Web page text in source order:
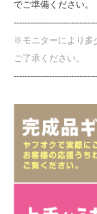
でご準備ください。
※モニターにより多
ご了承ください。